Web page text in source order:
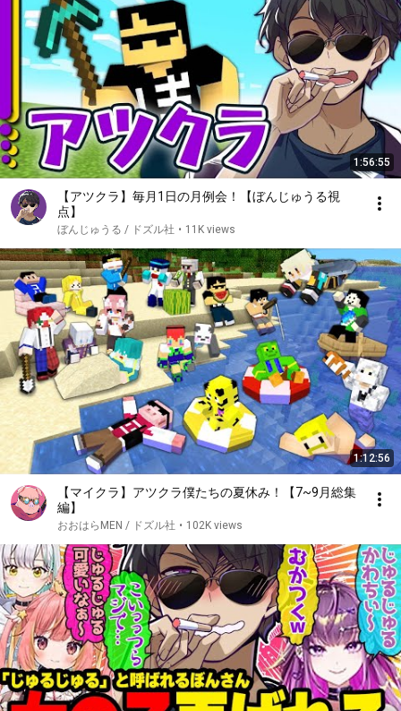
1:56:55
【アツクラ】毎月1日の月例会！【ぼんじゅうる視
点】
ぼんじゅうる / ドズル社 • 11K views
1:12:56
【マイクラ】アツクラ僕たちの夏休み！【7~9月総集
編】
おおはらMEN / ドズル社 • 102K views